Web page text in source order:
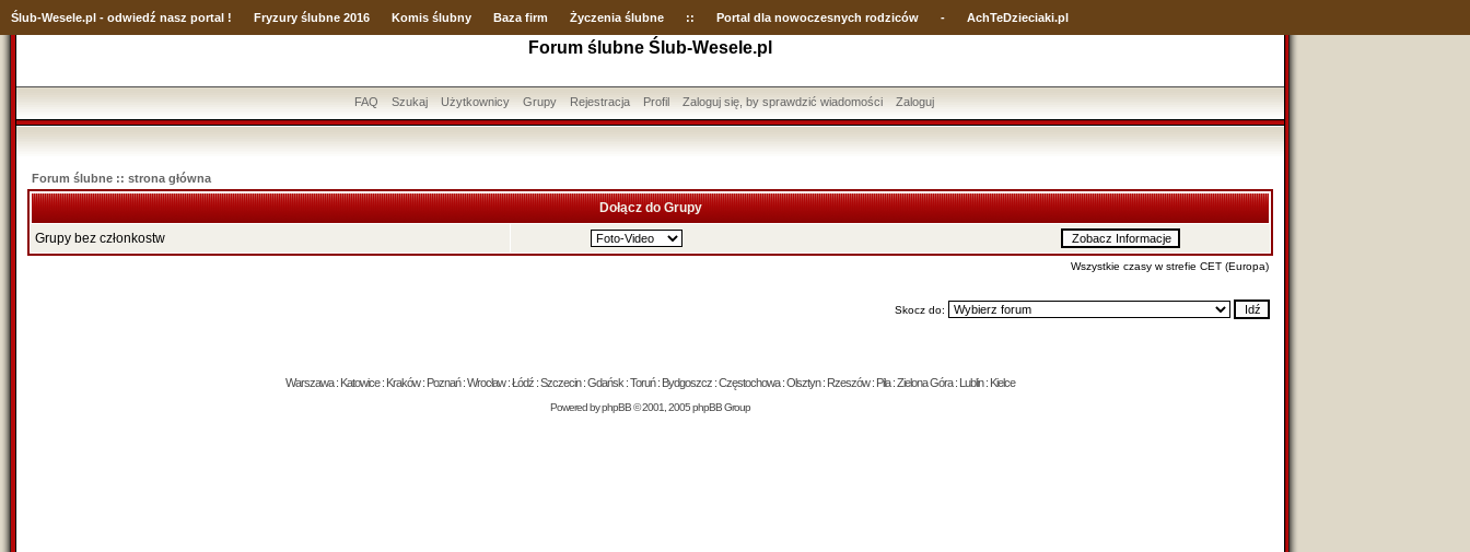
Ślub-Wesele.pl - odwiedź nasz portal ! Fryzury ślubne 2016 Komis ślubny Baza firm Życzenia ślubne :: Portal dla nowoczesnych rodziców - AchTeDzieciaki.pl
Forum ślubne Ślub-Wesele.pl
FAQ Szukaj Użytkownicy Grupy Rejestracja Profil Zaloguj się, by sprawdzić wiadomości Zaloguj
Forum ślubne :: strona główna
Dołącz do Grupy
Grupy bez członkostw
Wszystkie czasy w strefie CET (Europa)
Skocz do:
Warszawa : Katowice : Kraków : Poznań : Wrocław : Łódź : Szczecin : Gdańsk : Toruń : Bydgoszcz : Częstochowa : Olsztyn : Rzeszów : Piła : Zielona Góra : Lublin : Kielce
Powered byphpBB© 2001, 2005 phpBB Group